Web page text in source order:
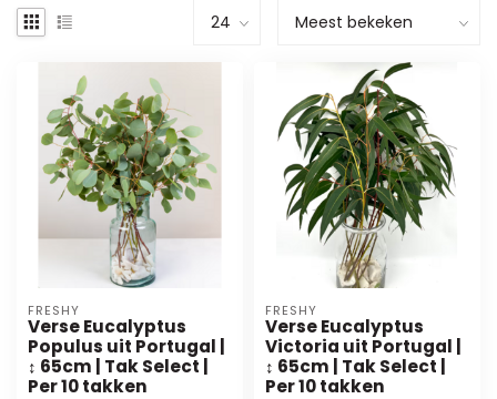
FRESHY
Verse Eucalyptus
Populus uit Portugal |
↕ 65cm | Tak Select |
Per 10 takken
FRESHY
Verse Eucalyptus
Victoria uit Portugal |
↕ 65cm | Tak Select |
Per 10 takken